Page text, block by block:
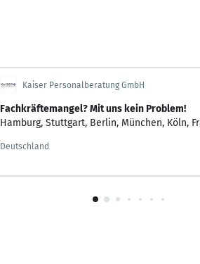
Kaiser Personalberatung GmbH
Fachkräftemangel? Mit uns kein Problem!
Hamburg,Stuttgart, Berlin, München, Köln,
Deutschland
1